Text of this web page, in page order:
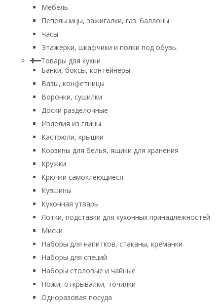
Мебель
Пепельницы, зажигалки, газ. баллоны
Часы
Этажерки, шкафчики и полки под обувь.
Товары для кухни
Банки, боксы, контейнеры
Вазы, конфетницы
Воронки, сушилки
Доски разделочные
Изделия из глины
Кастрюли, крышки
Корзины для белья, ящики для хранения
Кружки
Крючки самоклеющиеся
Кувшины
Кухонная утварь
Лотки, подставки для кухонных принадлежностей
Миски
Наборы для напитков, стаканы, креманки
Наборы для специй
Наборы столовые и чайные
Ножи, открывалки, точилки
Одноразовая посуда